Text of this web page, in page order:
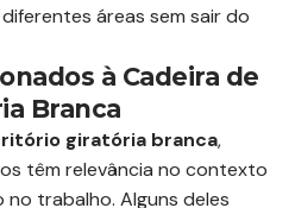
áreas sem sair do
à Cadeira de
Branca
giratória branca,
têm relevância no contexto
trabalho. Alguns deles